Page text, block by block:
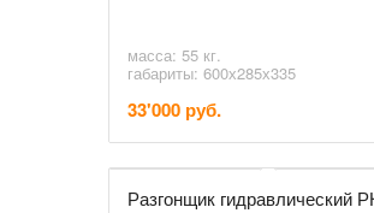
масса: 55 кг.
габариты: 600х285х335
33'000 руб.
Разгонщик гидравлический